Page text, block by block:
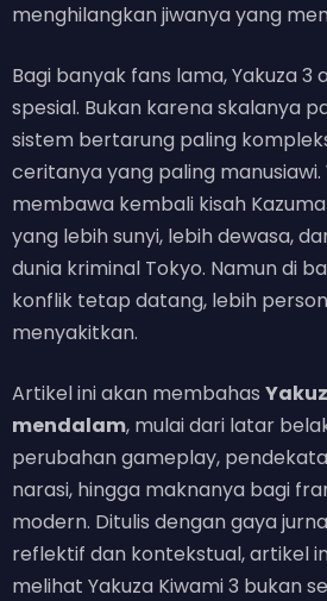
menghilangkan jiwanya yang
Bagi banyak fans lama, Yakuza 3
spesial. Bukan karena skalanya
sistem bertarung paling
ceritanya yang paling manusiawi.
membawa kembali kisah
yang lebih sunyi, lebih dewasa,
dunia kriminal Tokyo. Namun di
konflik tetap datang, lebih
menyakitkan.
Artikel ini akan membahas
mendalam, mulai dari latar
perubahan gameplay,
narasi, hingga maknanya bagi
modern. Ditulis dengan gaya
reflektif dan kontekstual, artikel
melihat Yakuza Kiwami 3 bukan